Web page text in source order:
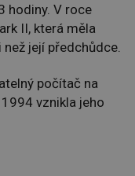
hodiny. V roce
II, která měla
její předchůdce.
počítač na
vznikla jeho